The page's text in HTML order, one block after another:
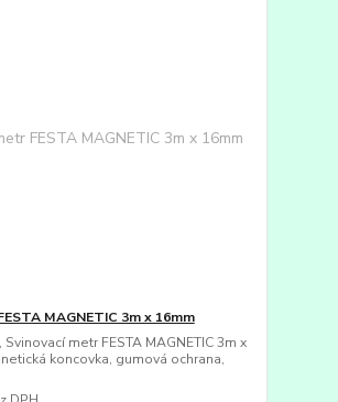
MAGNETIC 3m x 16mm
metr FESTA MAGNETIC 3m x
koncovka, gumová ochrana,